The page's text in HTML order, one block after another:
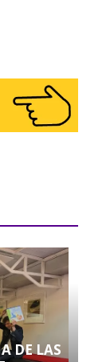
DE LAS